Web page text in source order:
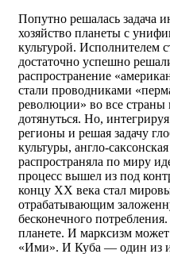
Попутно решалась задача
хозяйство планеты с
культурой. Исполнителем
достаточно успешно
распространение
стали проводниками
революции» во все страны
дотянуться. Но,
регионы и решая задачу
культуры, англо-
распространяла по миру
процесс вышел из под
концу XX века стал
отрабатывающим
бесконечного
планете. И марксизм
«Ими». И Куба — один из